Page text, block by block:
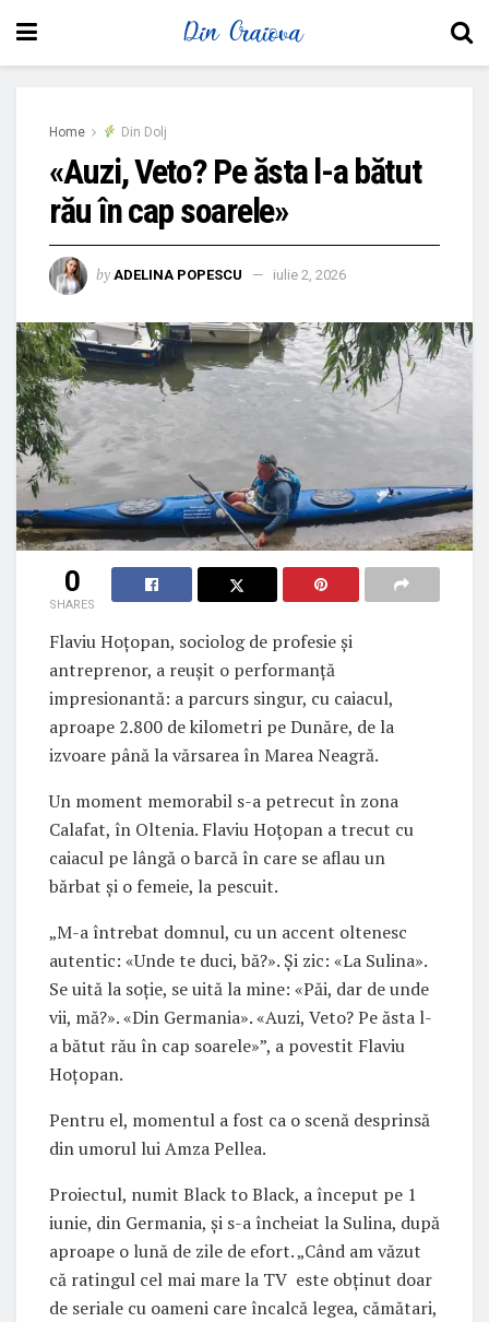
Home Din Dolj
«Auzi, Veto? Pe ăsta l-a bătut
rău în cap soarele»
by ADELINA POPESCU iulie 2, 2026
0
SHARES
Flaviu Hoțopan, sociolog de profesie și
antreprenor, a reușit o performanță
impresionantă: a parcurs singur, cu caiacul,
aproape 2.800 de kilometri pe Dunăre, de la
izvoare până la vărsarea în Marea Neagră.
Un moment memorabil s-a petrecut în zona
Calafat, în Oltenia. Flaviu Hoțopan a trecut cu
caiacul pe lângă o barcă în care se aflau un
bărbat și o femeie, la pescuit.
„M-a întrebat domnul, cu un accent oltenesc
autentic: «Unde te duci, bă?». Și zic: «La Sulina».
Se uită la soție, se uită la mine: «Păi, dar de unde
vii, mă?». «Din Germania». «Auzi, Veto? Pe ăsta l-
a bătut rău în cap soarele»”, a povestit Flaviu
Hoțopan.
Pentru el, momentul a fost ca o scenă desprinsă
din umorul lui Amza Pellea.
Proiectul, numit Black to Black, a început pe 1
iunie, din Germania, și s-a încheiat la Sulina, după
aproape o lună de zile de efort. „Când am văzut
că ratingul cel mai mare la TV este obținut doar
de seriale cu oameni care încalcă legea, cămătari,